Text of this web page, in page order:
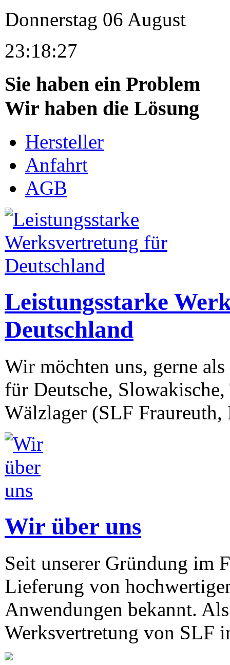
Donnerstag 06 August
23:18:27
Sie haben ein Problem
Wir haben die Lösung
Hersteller
Anfahrt
AGB
Leistungsstarke
Deutschland
Wir möchten uns, gerne
für Deutsche,
Wälzlager (SLF
Wir über uns
Seit unserer Gründung im
Lieferung von
Anwendungen bekannt.
Werksvertretung von SLF